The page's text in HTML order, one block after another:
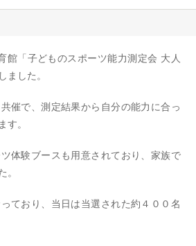
館「子どものスポーツ能力測定会 大人
ました。
催で、測定結果から自分の能力に合っ
す。
体験ブースも用意されており、家族で
。
ており、当日は当選された約４００名